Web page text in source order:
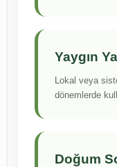
Yaygın
Lokal veya
dönemlerde
Doğum